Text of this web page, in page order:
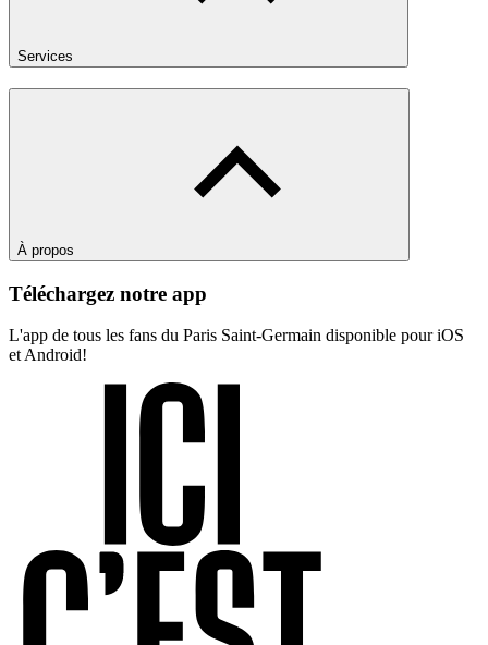
Services
À propos
Téléchargez notre app
L'app de tous les fans du Paris Saint-Germain disponible pour iOS
et Android!